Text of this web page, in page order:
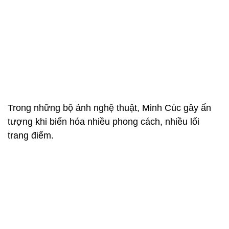
Trong những bộ ảnh nghệ thuật, Minh Cúc gây ấn
tượng khi biến hóa nhiều phong cách, nhiều lối
trang điểm.